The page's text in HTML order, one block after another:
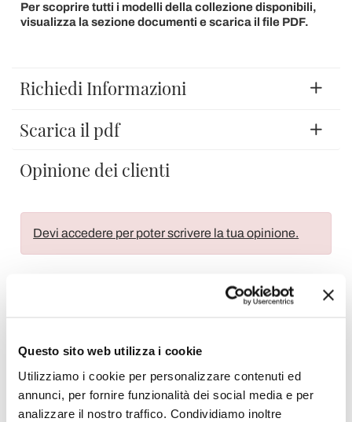
Questo sito web utilizza i cookie
Utilizziamo i cookie per personalizzare contenuti ed
annunci, per fornire funzionalità dei social media e per
analizzare il nostro traffico. Condividiamo inoltre
Per scoprire tutti i modelli della collezione disponibili,
visualizza la sezione documenti e scarica il file PDF.
Richiedi Informazioni
Scarica il pdf
Opinione dei clienti
Devi accedere per poter scrivere la tua opinione.
Condividi